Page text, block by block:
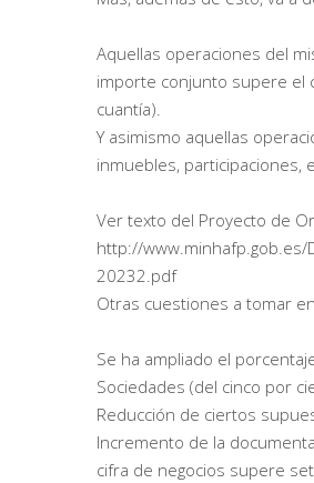
Aquellas operaciones del
importe conjunto supere el
cuantía).
Y asimismo aquellas
inmuebles, participaciones,
Ver texto del Proyecto de
http://
20232.pdf
Otras cuestiones a tomar
Se ha ampliado el
Sociedades (del cinco por
Reducción de ciertos
Incremento de la
cifra de negocios supere